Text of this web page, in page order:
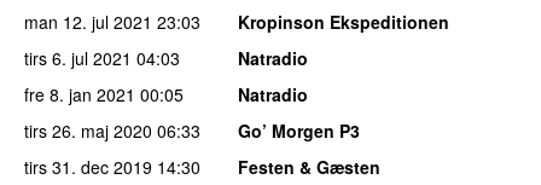
man 12. jul 2021 23:03
Kropinson Ekspeditionen
tirs 6. jul 2021 04:03
Natradio
fre 8. jan 2021 00:05
Natradio
tirs 26. maj 2020 06:33
Go’ Morgen P3
tirs 31. dec 2019 14:30
Festen & Gæsten